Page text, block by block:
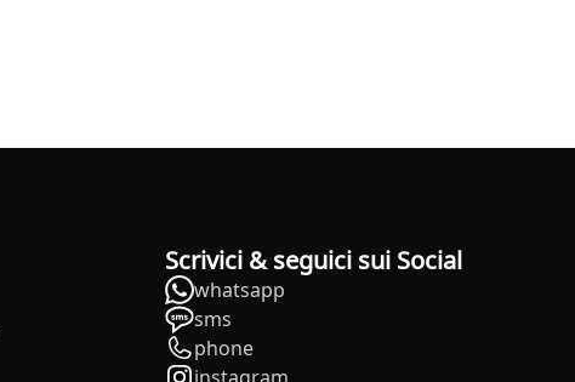
Scrivici & seguici sui Social
whatsapp
sms
phone